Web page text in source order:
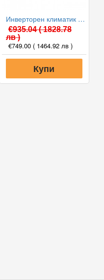
Инверторен климатик General ASHG09KETE/AOHG09KETA, 9000 BTU, Клас A++
€935.04( 1828.78
лв )
€749.00 ( 1464.92 лв )
Купи